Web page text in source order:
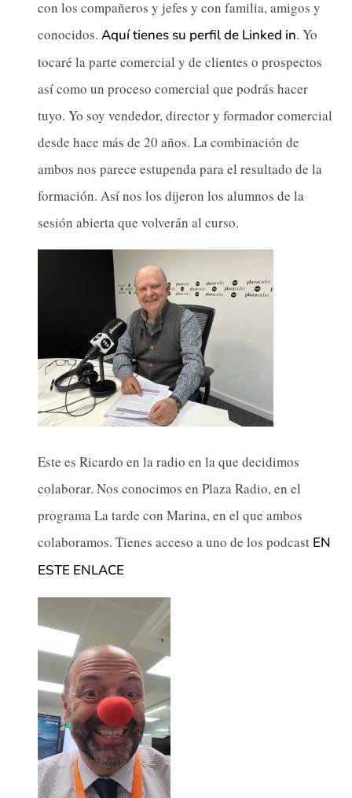
con los compañeros y jefes y con familia, amigos y
conocidos. Aquí tienes su perfil de Linked in. Yo
tocaré la parte comercial y de clientes o prospectos
así como un proceso comercial que podrás hacer
tuyo. Yo soy vendedor, director y formador comercial
desde hace más de 20 años. La combinación de
ambos nos parece estupenda para el resultado de la
formación. Así nos los dijeron los alumnos de la
sesión abierta que volverán al curso.
Este es Ricardo en la radio en la que decidimos
colaborar. Nos conocimos en Plaza Radio, en el
programa La tarde con Marina, en el que ambos
colaboramos. Tienes acceso a uno de los podcast EN
ESTE ENLACE